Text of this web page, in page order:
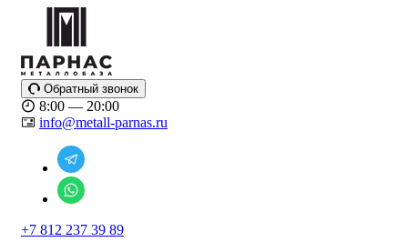
Обратный звонок
8:00 — 20:00
info@metall-parnas.ru
+7 812 237 39 89